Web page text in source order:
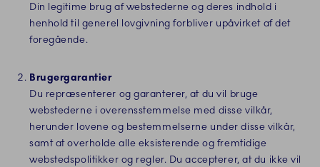
Din legitime brug af webstederne og deres indhold i
henhold til generel lovgivning forbliver upåvirket af det
foregående.
Brugergarantier
Du repræsenterer og garanterer, at du vil bruge
webstederne i overensstemmelse med disse vilkår,
herunder lovene og bestemmelserne under disse vilkår,
samt at overholde alle eksisterende og fremtidige
webstedspolitikker og regler. Du accepterer, at du ikke vil